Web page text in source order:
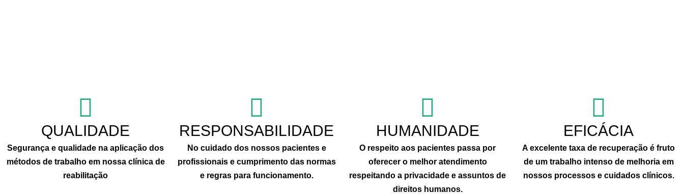
QUALIDADE
Segurança e qualidade na aplicação dos
métodos de trabalho em nossa clínica de
reabilitação
RESPONSABILIDADE
No cuidado dos nossos pacientes e
profissionais e cumprimento das normas
e regras para funcionamento.
HUMANIDADE
O respeito aos pacientes passa por
oferecer o melhor atendimento
respeitando a privacidade e assuntos de
direitos humanos.
EFICÁCIA
A excelente taxa de recuperação é fruto
de um trabalho intenso de melhoria em
nossos processos e cuidados clínicos.